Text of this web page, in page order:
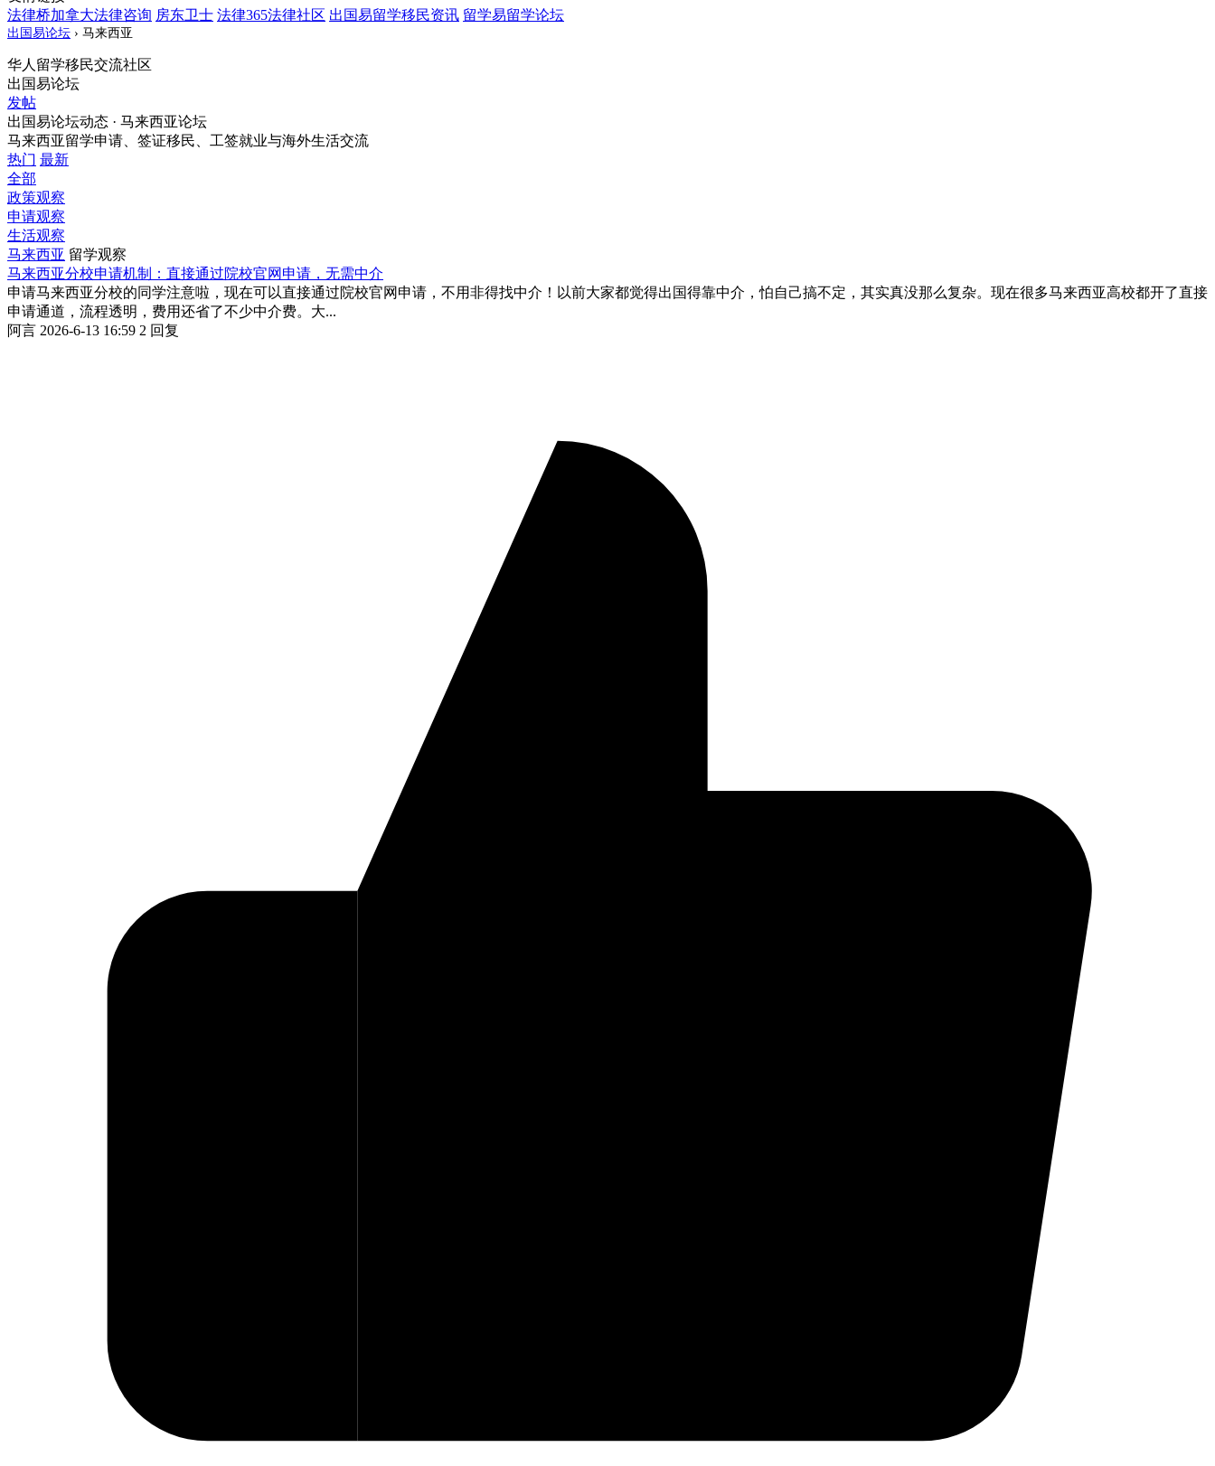
法律桥加拿大法律咨询 房东卫士 法律365法律社区 出国易留学移民资讯 留学易留学论坛
出国易论坛 › 马来西亚
华人留学移民交流社区
出国易论坛
发帖
出国易论坛动态 · 马来西亚论坛
马来西亚留学申请、签证移民、工签就业与海外生活交流
热门 最新
全部
政策观察
申请观察
生活观察
马来西亚 留学观察
马来西亚分校申请机制：直接通过院校官网申请，无需中介
申请马来西亚分校的同学注意啦，现在可以直接通过院校官网申请，不用非得找中介！以前大家都觉得出国得靠中介，怕自己搞不定，其实真没那么复杂。现在很多马来西亚高校都开了直接
申请通道，流程透明，费用还省了不少中介费。大...
阿言 2026-6-13 16:59 2 回复